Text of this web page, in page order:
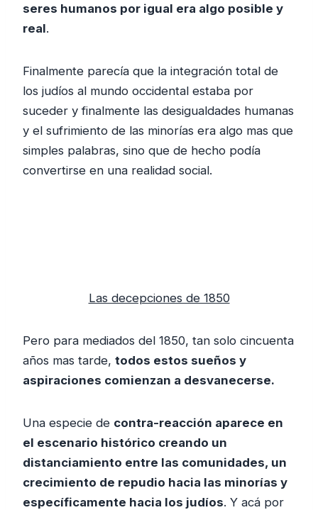
seres humanos por igual era algo posible y
real.
Finalmente parecía que la integración total de
los judíos al mundo occidental estaba por
suceder y finalmente las desigualdades humanas
y el sufrimiento de las minorías era algo mas que
simples palabras, sino que de hecho podía
convertirse en una realidad social.
Las decepciones de 1850
Pero para mediados del 1850, tan solo cincuenta
años mas tarde, todos estos sueños y
aspiraciones comienzan a desvanecerse.
Una especie de contra-reacción aparece en
el escenario histórico creando un
distanciamiento entre las comunidades, un
crecimiento de repudio hacia las minorías y
específicamente hacia los judíos. Y acá por